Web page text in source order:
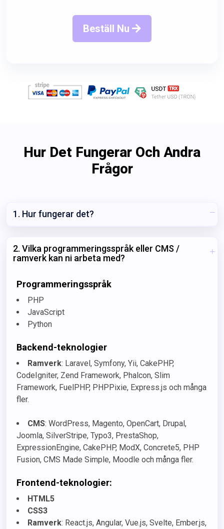
Beställ Nu
Hur Det Fungerar Och Andra
Frågor
1. Hur fungerar det?
2. Vilka programmeringsspråk eller CMS /
ramverk kan ni arbeta med?
Programmeringsspråk
PHP
JavaScript
Python
Backend-teknologier
Ramverk: Laravel, Symfony, Yii, CakePHP,
CodeIgniter, Zend Framework, Phalcon, Slim
Framework, FuelPHP, PHPPixie, Express.js och många
fler.
CMS: WordPress, Magento, OpenCart, Drupal,
Joomla, SilverStripe, Typo3, PrestaShop,
ExpressionEngine, CakePHP, ModX, Concrete5, PHP
Fusion, CMS Made Simple, Moodle och många fler.
Frontend-teknologier:
HTML5
CSS3
Ramverk: React.js, Angular, Vue.js, Svelte, Ember.js,